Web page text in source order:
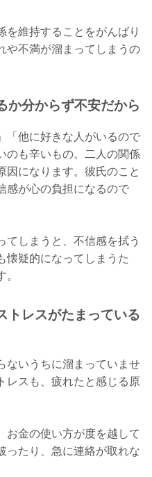
維持することをがんばり
や不満が溜まってしまうの
か分からず不安だから
「他に好きな人がいるので
のも辛いもの。二人の関係
因になります。彼氏のこと
感が心の負担になるので
しまうと、不信感を拭う
懐疑的になってしまうた
トレスがたまっている
ないうちに溜まっていませ
レスも、疲れたと感じる原
お金の使い方が度を越して
ったり、急に連絡が取れな